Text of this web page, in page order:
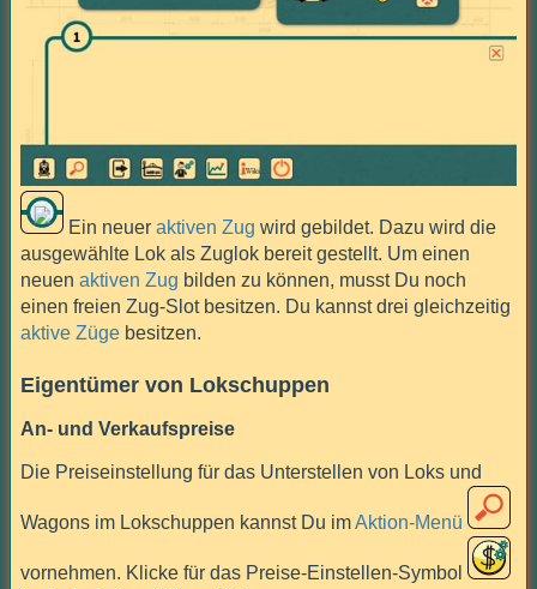
Ein neuer aktiven Zug wird gebildet. Dazu wird die
ausgewählte Lok als Zuglok bereit gestellt. Um einen
neuen aktiven Zug bilden zu können, musst Du noch
einen freien Zug-Slot besitzen. Du kannst drei gleichzeitig
aktive Züge besitzen.
Eigentümer von Lokschuppen
An- und Verkaufspreise
Die Preiseinstellung für das Unterstellen von Loks und
Wagons im Lokschuppen kannst Du imAktion-Menü
vornehmen. Klicke für das Preise-Einstellen-Symbol